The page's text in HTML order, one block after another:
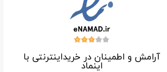
آرامش و اطمینان در خرید‌اینترنتی با
اینماد